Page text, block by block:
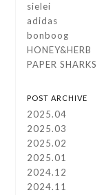
sielei
adidas
bonboog
HONEY&HERB
PAPER SHARKS
POST ARCHIVE
2025.04
2025.03
2025.02
2025.01
2024.12
2024.11